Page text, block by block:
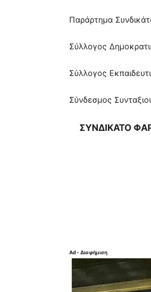
Παράρτημα
Σύλλογος
Σύλλογος
Σύνδεσμος
ΣΥΝΔΙΚΑΤΟ
Ad - Διαφήμιση